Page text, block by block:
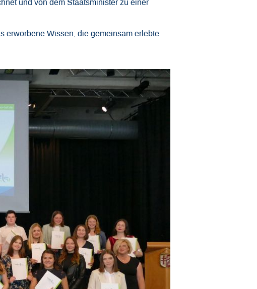
und von dem Staatsminister zu einer
erworbene Wissen, die gemeinsam erlebte